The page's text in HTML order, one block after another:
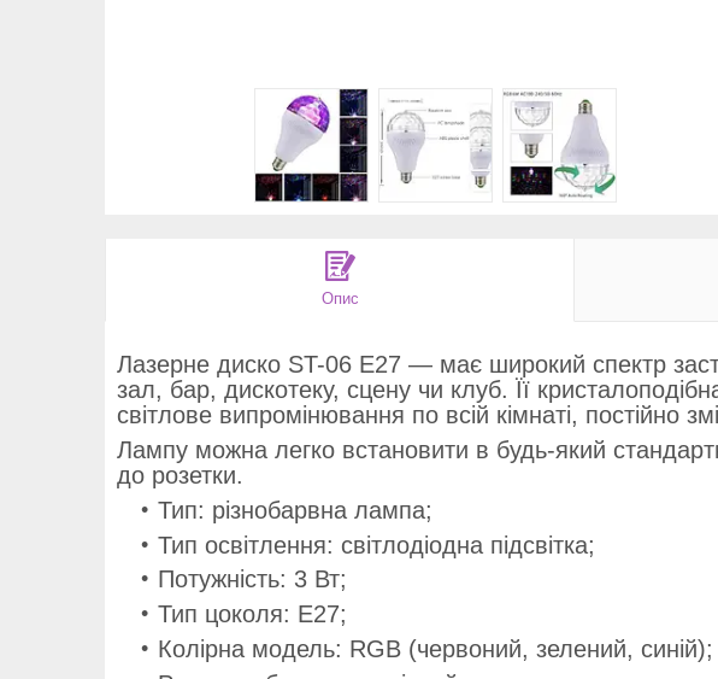
Опис
Лазерне диско ST-06 E27 — має широкий спектр
зал, бар, дискотеку, сцену чи клуб. Її
світлове випромінювання по всій кімнаті, постійно
Лампу можна легко встановити в будь-який
до розетки.
Тип: різнобарвна лампа;
Тип освітлення: світлодіодна підсвітка;
Потужність: 3 Вт;
Тип цоколя: E27;
Колірна модель: RGB (червоний, зелений, синій);